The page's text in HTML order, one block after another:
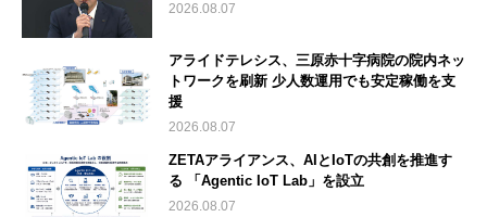
2026.08.07
アライドテレシス、三原赤十字病院の院内ネッ
トワークを刷新 少人数運用でも安定稼働を支
援
2026.08.07
ZETAアライアンス、AIとIoTの共創を推進す
る 「Agentic IoT Lab」を設立
2026.08.07